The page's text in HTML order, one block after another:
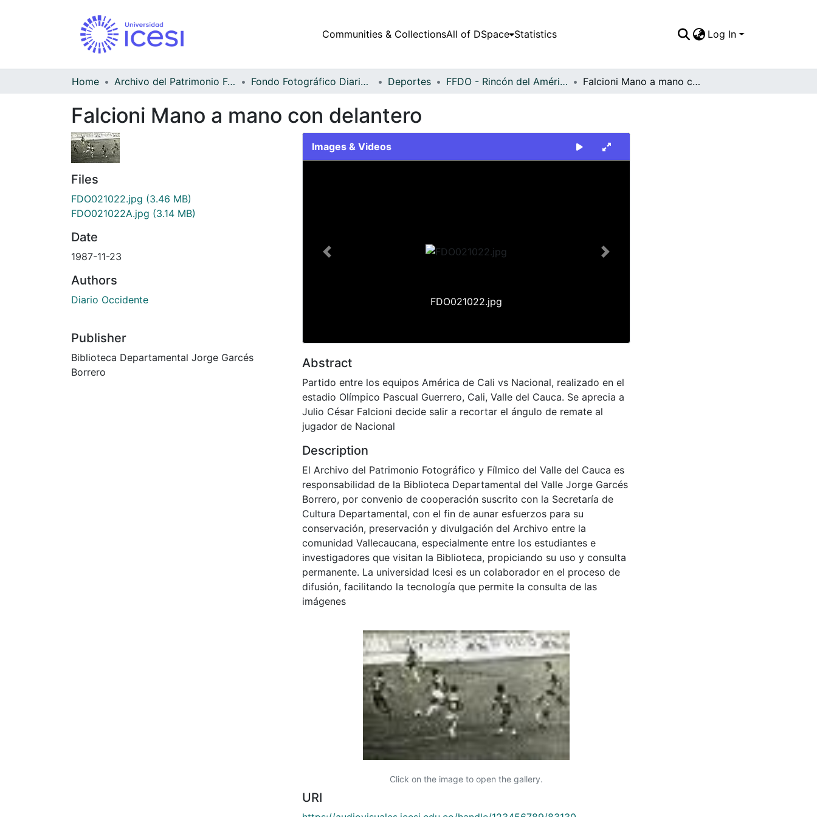
Communities & CollectionsAll of DSpace Statistics Log In
Home Archivo del Patrimonio Fotográfico y Fílmico del Valle del Cauca Fondo Fotográfico Diario Occidente Deportes FFDO - Rincón del América - Patrimonial Falcioni Mano a mano con delantero
Falcioni Mano a mano con delantero
Files
FDO021022.jpg (3.46 MB)
FDO021022A.jpg (3.14 MB)
Date
1987-11-23
Authors
Diario Occidente
Publisher
Biblioteca Departamental Jorge Garcés
Borrero
Images & Videos
FDO021022.jpg
Previous Next
Abstract
Partido entre los equipos América de Cali vs Nacional, realizado en el
estadio Olímpico Pascual Guerrero, Cali, Valle del Cauca. Se aprecia a
Julio César Falcioni decide salir a recortar el ángulo de remate al
jugador de Nacional
Description
El Archivo del Patrimonio Fotográfico y Fílmico del Valle del Cauca es
responsabilidad de la Biblioteca Departamental del Valle Jorge Garcés
Borrero, por convenio de cooperación suscrito con la Secretaría de
Cultura Departamental, con el fin de aunar esfuerzos para su
conservación, preservación y divulgación del Archivo entre la
comunidad Vallecaucana, especialmente entre los estudiantes e
investigadores que visitan la Biblioteca, propiciando su uso y consulta
permanente. La universidad Icesi es un colaborador en el proceso de
difusión, facilitando la tecnología que permite la consulta de las
imágenes
Click on the image to open the gallery.
URI